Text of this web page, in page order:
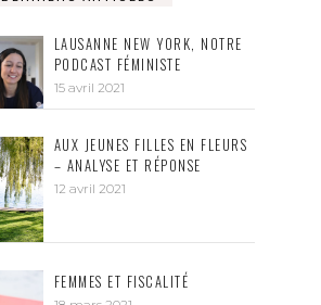
LAUSANNE NEW YORK, NOTRE
PODCAST FÉMINISTE
15 avril 2021
AUX JEUNES FILLES EN FLEURS
– ANALYSE ET RÉPONSE
12 avril 2021
FEMMES ET FISCALITÉ